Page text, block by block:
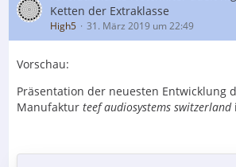
Ketten der Extraklasse
High5 31. März 2019 um 22:49
Vorschau:
Präsentation der neuesten Entwicklung
Manufaktur teef audiosystems switzerland